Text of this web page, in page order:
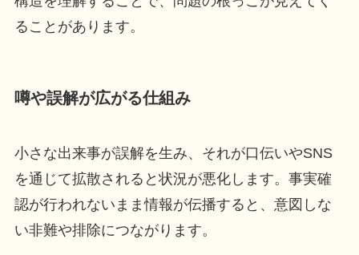
ることがあります。
噂や誤解が広がる仕組み
小さな出来事が誤解を生み、それが口伝いやSNS
を通じて拡散されると状況が悪化します。事実確
認が行われないまま情報が伝播すると、意図しな
い非難や排除につながります。